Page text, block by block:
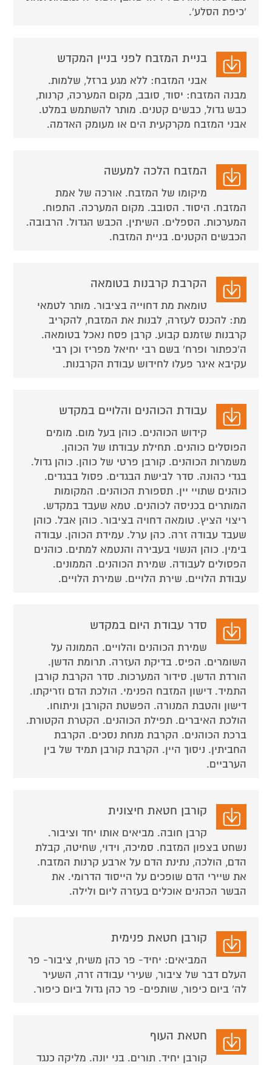
'כיפת הסלע'.
בניית המזבח לפני בניין המקדש
אבני המזבח: ללא מגע ברזל, שלמות.
מבנה המזבח: יסוד, סובב, מקום המערכה, קרנות,
כבש גדול, כבשים קטנים. מותר להשתמש במלט.
אבני המזבח מקרקעית הים או מעומק האדמה.
המזבח הלכה למעשה
מיקומו של המזבח. אורכה של אמת
המזבח. היסוד. הסובב. מקום המערכה. התפוח.
המערכות. הספלים. השיתין. הכבש הגדול. הרבובה.
הכבשים הקטנים. בניית המזבח.
הקרבת קרבנות בטומאה
טומאת מת דחוייה בציבור. מותר לטמאי
מת: להכנס לעזרה, לבנות את המזבח, להקריב
קרבנות שזמנם קבוע. קרבן פסח נאכל בטומאה.
ה'כפתור ופרח' בשם רבי יחיאל מפריז וכן רבי
עקיבא איגר פעלו לחידוש עבודת הקרבנות.
עבודת הכוהנים והלויים במקדש
קידוש הכוהנים. כוהן בעל מום. מומים
הפוסלים כוהנים. תחילת עבודתו של הכוהן.
משמרות הכוהנים. קורבן פרטי של כוהן. כוהן גדול.
בגדי כהונה. סדר לבישת הבגדים. פסול בבגדים.
כוהנים שתויי יין. תספורת הכוהנים. המקומות
המותרים בכניסה לכוהנים. טמא שעבד במקדש.
ריצוי הציץ. טומאה דחויה בציבור. כוהן אבל. כוהן
שעבד עבודה זרה. כהן ערל. עמידת הכוהן. עבודה
בימין. כוהן הנשוי בעבירה והנטמא למתים. כוהנים
הפסולים לעבודה. שמירת הכוהנים. הממונים.
עבודת הלויים. שירת הלויים. שמירת הלויים.
סדר עבודת היום במקדש
שמירת הכוהנים והלויים. הממונה על
השומרים. הפיס. בדיקת העזרה. תרומת הדשן.
הורדת הדשן. סידור המערכות. סדר הקרבת קורבן
התמיד. דישון המזבח הפנימי. הולכת הדם וזריקתו.
דישון והטבת המנורה. הפשטת הקורבן וניתוחו.
הולכת האיברים. תפילת הכוהנים. הקטרת הקטורת.
ברכת הכוהנים. הקרבת מנחת נסכים. הקרבת
החביתין. ניסוך היין. הקרבת קורבן תמיד של בין
הערביים.
קורבן חטאת חיצונית
קרבן חובה. מביאים אותו יחד וציבור.
נשחט בצפון המזבח. סמיכה, וידוי, שחיטה, קבלת
הדם, הולכה, נתינת הדם על ארבע קרנות המזבח.
את שיירי הדם שופכים על הייסוד הדרומי. את
הבשר הכהנים אוכלים בעזרה ליום ולילה.
קורבן חטאת פנימית
המביאים: יחיד- פר כהן משיח, ציבור- פר
העלם דבר של ציבור, שעירי עבודה זרה, השעיר
לה' ביום כיפור, שותפים- פר כהן גדול ביום כיפור.
חטאת העוף
קורבן יחיד. תורים. בני יונה. מליקה כנגד